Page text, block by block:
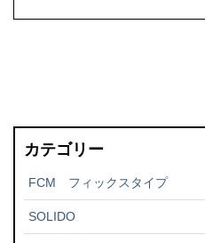
カテゴリー
FCM フィックスタイプ
SOLIDO